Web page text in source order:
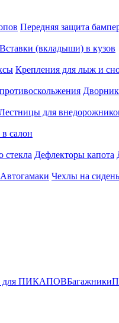
Передняя защита
Вставки (вкладыши) в кузов
Крепления для лыж и
для
салон
стекла Дефлекторы капота
Автогамаки Чехлы на
для ПИКАПОВБагажники